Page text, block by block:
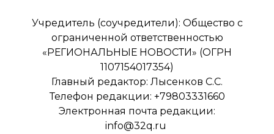
Учредитель (соучредители): Общество с
ограниченной ответственностью
«РЕГИОНАЛЬНЫЕ НОВОСТИ» (ОГРН
1107154017354)
Главный редактор: Лысенков С.С.
Телефон редакции: +79803331660
Электронная почта редакции:
info@32q.ru